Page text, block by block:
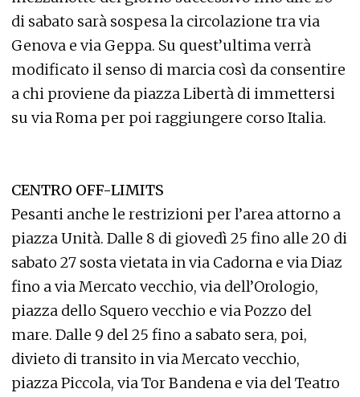
di sabato sarà sospesa la circolazione tra via
Genova e via Geppa. Su quest’ultima verrà
modificato il senso di marcia così da consentire
a chi proviene da piazza Libertà di immettersi
su via Roma per poi raggiungere corso Italia.
CENTRO OFF-LIMITS
Pesanti anche le restrizioni per l’area attorno a
piazza Unità. Dalle 8 di giovedì 25 fino alle 20 di
sabato 27 sosta vietata in via Cadorna e via Diaz
fino a via Mercato vecchio, via dell’Orologio,
piazza dello Squero vecchio e via Pozzo del
mare. Dalle 9 del 25 fino a sabato sera, poi,
divieto di transito in via Mercato vecchio,
piazza Piccola, via Tor Bandena e via del Teatro